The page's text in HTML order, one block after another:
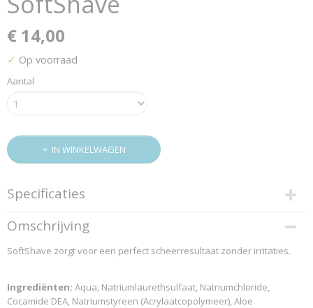
€ 14,00
✓ Op voorraad
Aantal
IN WINKELWAGEN
Specificaties
Productcode
2618
EAN code
Omschrijving
SoftShave zorgt voor een perfect scheerresultaat zonder irritaties.
Ingrediënten: Aqua, Natriumlaurethsulfaat, Natriumchloride,
Cocamide DEA, Natriumstyreen (Acrylaatcopolymeer), Aloe
ARTIKELEN